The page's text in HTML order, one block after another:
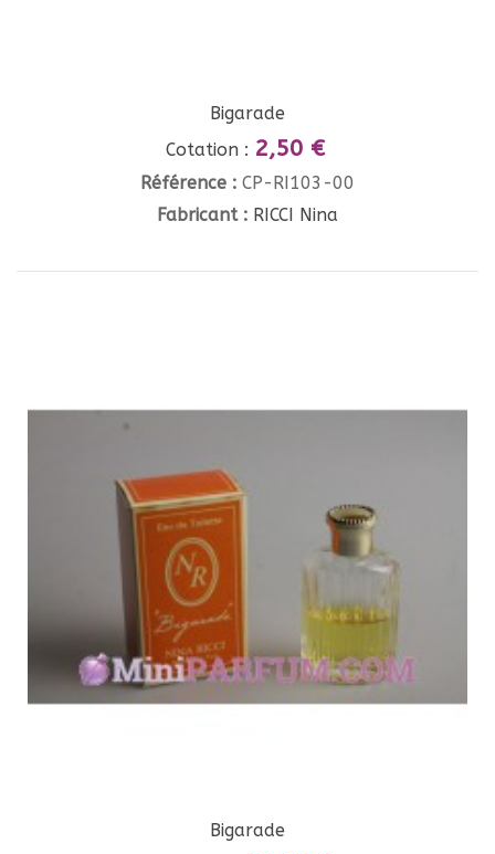
Bigarade
Cotation : 2,50 €
Référence : CP-RI103-00
Fabricant : RICCI Nina
Bigarade